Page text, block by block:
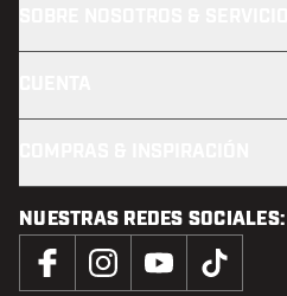
NUESTRAS REDES SOCIALES: